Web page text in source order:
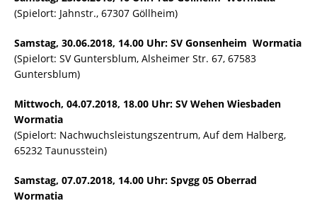
(Spielort: Jahnstr., 67307 Göllheim)
Samstag, 30.06.2018, 14.00 Uhr: SV Gonsenheim  Wormatia
(Spielort: SV Guntersblum, Alsheimer Str. 67, 67583
Guntersblum)
Mittwoch, 04.07.2018, 18.00 Uhr: SV Wehen Wiesbaden
Wormatia
(Spielort: Nachwuchsleistungszentrum, Auf dem Halberg,
65232 Taunusstein)
Samstag, 07.07.2018, 14.00 Uhr: Spvgg 05 Oberrad
Wormatia